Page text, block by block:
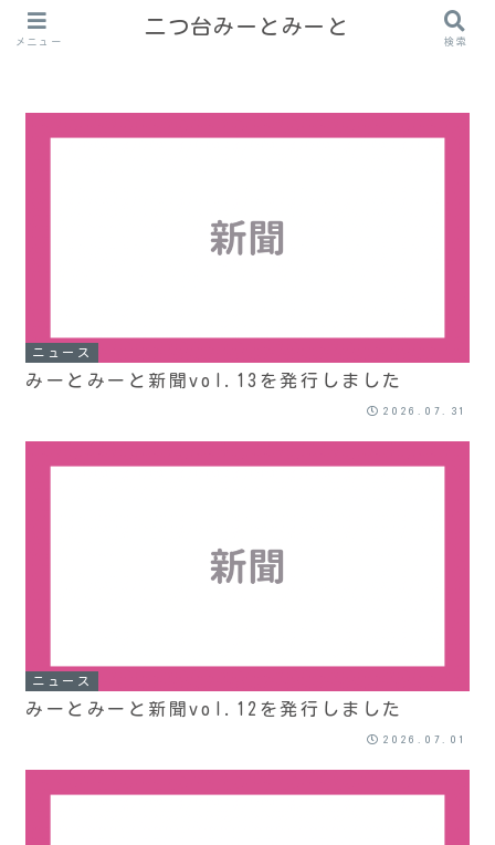
ニュース
みーとみーと新聞vol.13を発行しました
2026.07.31
ニュース
みーとみーと新聞vol.12を発行しました
2026.07.01
メニュー
二つ台みーとみーと
検索